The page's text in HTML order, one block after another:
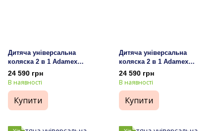
Дитяча універсальна
коляска 2 в 1 Adamex
Cristiano CR-204
24 590 грн
В наявності
Купити
Дитяча універсальна
коляска 2 в 1 Adamex
Cristiano CR-260
24 590 грн
В наявності
Купити